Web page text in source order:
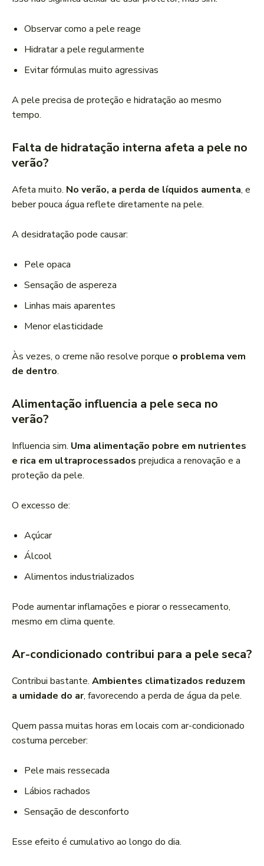
Observar como a pele reage
Hidratar a pele regularmente
Evitar fórmulas muito agressivas
A pele precisa de proteção e hidratação ao mesmo
tempo.
Falta de hidratação interna afeta a pele no
verão?
Afeta muito. No verão, a perda de líquidos aumenta, e
beber pouca água reflete diretamente na pele.
A desidratação pode causar:
Pele opaca
Sensação de aspereza
Linhas mais aparentes
Menor elasticidade
Às vezes, o creme não resolve porque o problema vem
de dentro.
Alimentação influencia a pele seca no
verão?
Influencia sim. Uma alimentação pobre em nutrientes
e rica em ultraprocessados prejudica a renovação e a
proteção da pele.
O excesso de:
Açúcar
Álcool
Alimentos industrializados
Pode aumentar inflamações e piorar o ressecamento,
mesmo em clima quente.
Ar-condicionado contribui para a pele seca?
Contribui bastante. Ambientes climatizados reduzem
a umidade do ar, favorecendo a perda de água da pele.
Quem passa muitas horas em locais com ar-condicionado
costuma perceber:
Pele mais ressecada
Lábios rachados
Sensação de desconforto
Esse efeito é cumulativo ao longo do dia.